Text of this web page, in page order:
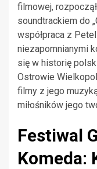
filmowej,
soundtrackiem do
współpraca z
niezapomnianymi
się w historię
Ostrowie
filmy z jego
miłośników jego
Festiwal
Komeda: